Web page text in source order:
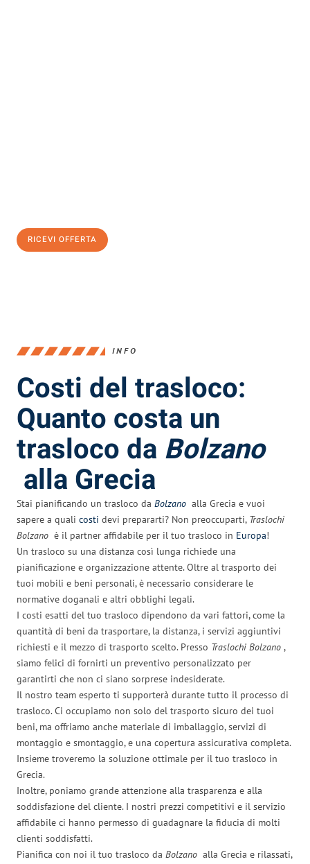
RICEVI OFFERTA
INFO
Costi del trasloco:
Quanto costa un
trasloco da Bolzano
alla Grecia
Stai pianificando un trasloco da Bolzano alla Grecia e vuoi
sapere a quali costi devi prepararti? Non preoccuparti, Traslochi
Bolzano è il partner affidabile per il tuo trasloco in Europa!
Un trasloco su una distanza così lunga richiede una
pianificazione e organizzazione attente. Oltre al trasporto dei
tuoi mobili e beni personali, è necessario considerare le
normative doganali e altri obblighi legali.
I costi esatti del tuo trasloco dipendono da vari fattori, come la
quantità di beni da trasportare, la distanza, i servizi aggiuntivi
richiesti e il mezzo di trasporto scelto. Presso Traslochi Bolzano ,
siamo felici di fornirti un preventivo personalizzato per
garantirti che non ci siano sorprese indesiderate.
Il nostro team esperto ti supporterà durante tutto il processo di
trasloco. Ci occupiamo non solo del trasporto sicuro dei tuoi
beni, ma offriamo anche materiale di imballaggio, servizi di
montaggio e smontaggio, e una copertura assicurativa completa.
Insieme troveremo la soluzione ottimale per il tuo trasloco in
Grecia.
Inoltre, poniamo grande attenzione alla trasparenza e alla
soddisfazione del cliente. I nostri prezzi competitivi e il servizio
affidabile ci hanno permesso di guadagnare la fiducia di molti
clienti soddisfatti.
Pianifica con noi il tuo trasloco da Bolzano alla Grecia e rilassati,